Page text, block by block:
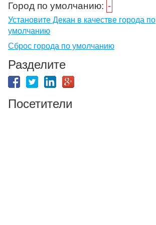
Город по умолчанию: -
Установите Декан в качестве города по
умолчанию
Сброс города по умолчанию
Разделите
Посетители